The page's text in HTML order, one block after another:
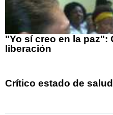
"Yo sí creo en la paz":
liberación
Crítico estado de